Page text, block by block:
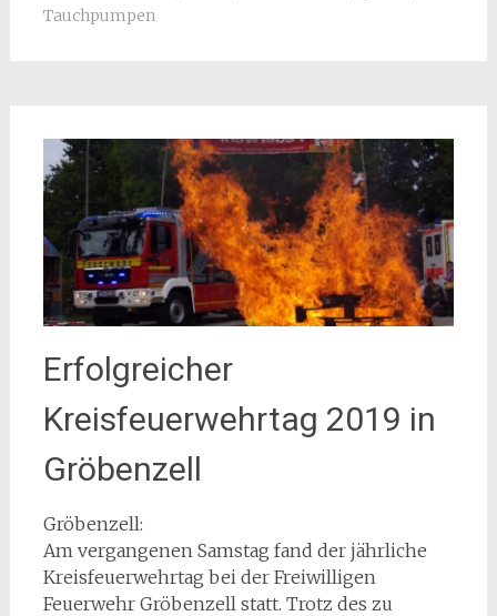
Tauchpumpen
Erfolgreicher
Kreisfeuerwehrtag 2019 in
Gröbenzell
Gröbenzell:
Am vergangenen Samstag fand der jährliche
Kreisfeuerwehrtag bei der Freiwilligen
Feuerwehr Gröbenzell statt. Trotz des zu